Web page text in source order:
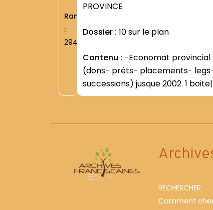
Rang
:
2944
PROVINCE
Dossier : 10 sur le plan
Contenu :
(dons- prêts- placements-
successions) jusque 2002. 1
Economat provincial (Conseil
2002. 1 boite|
RECHERCHER
Comment